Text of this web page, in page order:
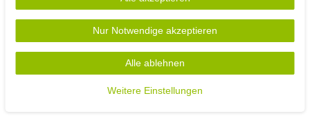
VERSANDPARTNER
Nur Notwendige akzeptieren
Alle ablehnen
Weitere Einstellungen